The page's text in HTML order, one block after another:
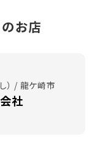
のお店
） / 龍ケ崎市
社